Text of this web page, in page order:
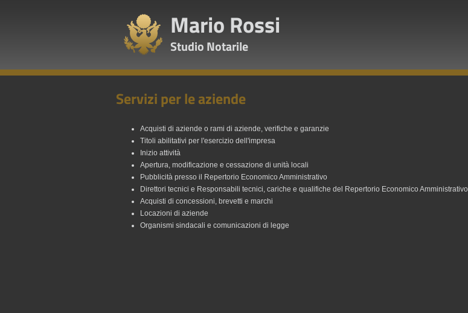
Mario Rossi
Studio Notarile
Servizi per le aziende
Acquisti di aziende o rami di aziende, verifiche e garanzie
Titoli abilitativi per l'esercizio dell'impresa
Inizio attività
Apertura, modificazione e cessazione di unità locali
Pubblicità presso il Repertorio Economico Amministrativo
Direttori tecnici e Responsabili tecnici, cariche e qualifiche del Repertorio Economico Amministrativo
Acquisti di concessioni, brevetti e marchi
Locazioni di aziende
Organismi sindacali e comunicazioni di legge